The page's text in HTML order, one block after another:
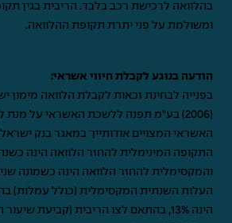
בהלוואה לרכישת רכב בלבד. הריבית בגין
ומשולמת על פני יתרת תקופת ההלוואה.
הודעה בנוגע לקבלת חיווי אשראי:
בפנייה לבחינת זכאות לקבלת הלוואה מימון
(2006) בע"מ תפנה ללשכת האשראי על מנת
האשראי המצויים אודותייך במאגר בנק
העלות השנתית המקסימלית (כולל עמלות)
הינה 13%, בהתאם לצו הריבית (קביעת